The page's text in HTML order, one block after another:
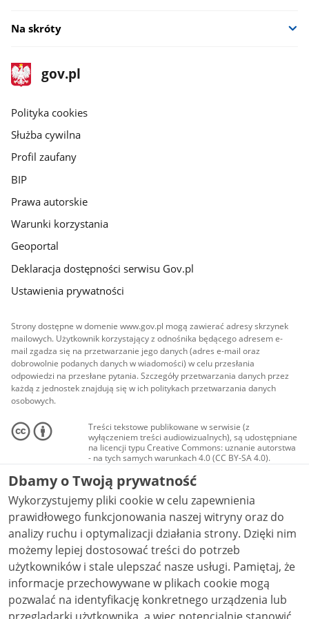
Na skróty
stopka
gov.pl
Strona
gov.pl
gov.pl
Polityka cookies
Służba cywilna
Profil zaufany
BIP
Prawa autorskie
Warunki korzystania
Geoportal
Deklaracja dostępności serwisu Gov.pl
Ustawienia prywatności
Strony dostępne w domenie www.gov.pl mogą zawierać adresy skrzynek
mailowych. Użytkownik korzystający z odnośnika będącego adresem e-
mail zgadza się na przetwarzanie jego danych (adres e-mail oraz
dobrowolnie podanych danych w wiadomości) w celu przesłania
odpowiedzi na przesłane pytania. Szczegóły przetwarzania danych przez
każdą z jednostek znajdują się w ich politykach przetwarzania danych
osobowych.
Treści tekstowe publikowane w serwisie (z
wyłączeniem treści audiowizualnych), są udostępniane
na licencji typu Creative Commons: uznanie autorstwa
- na tych samych warunkach 4.0 (CC BY-SA 4.0).
Materiały audiowizualne, w tym zdjęcia, materiały
audio i wideo, są udostępniane na licencji typu
Creative Commons: uznanie autorstwa użycie
niekomercyjne - bez utworów zależnych 4.0 (CC BY-
NC-ND 4.0), o ile nie jest to stwierdzone inaczej.
Dbamy o Twoją prywatność
Wykorzystujemy pliki cookie w celu zapewnienia
prawidłowego funkcjonowania naszej witryny oraz do
analizy ruchu i optymalizacji działania strony. Dzięki nim
możemy lepiej dostosować treści do potrzeb
użytkowników i stale ulepszać nasze usługi. Pamiętaj, że
informacje przechowywane w plikach cookie mogą
pozwalać na identyfikację konkretnego urządzenia lub